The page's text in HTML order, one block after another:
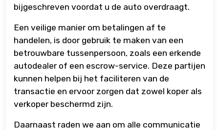
bijgeschreven voordat u de auto overdraagt.
Een veilige manier om betalingen af ​​te
handelen, is door gebruik te maken van een
betrouwbare tussenpersoon, zoals een erkende
autodealer of een escrow-service. Deze partijen
kunnen helpen bij het faciliteren van de
transactie en ervoor zorgen dat zowel koper als
verkoper beschermd zijn.
Daarnaast raden we aan om alle communicatie